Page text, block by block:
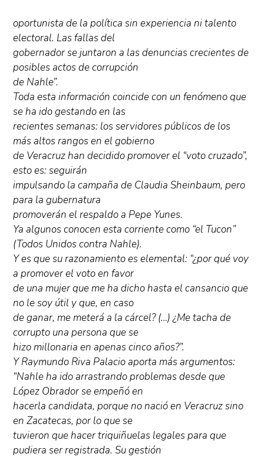
oportunista de la política sin experiencia ni talento
electoral. Las fallas del
gobernador se juntaron a las denuncias crecientes de
posibles actos de corrupción
de Nahle”.
Toda esta información coincide con un fenómeno que
se ha ido gestando en las
recientes semanas: los servidores públicos de los
más altos rangos en el gobierno
de Veracruz han decidido promover el “voto cruzado”,
esto es: seguirán
impulsando la campaña de Claudia Sheinbaum, pero
para la gubernatura
promoverán el respaldo a Pepe Yunes.
Ya algunos conocen esta corriente como “el Tucon”
(Todos Unidos contra Nahle).
Y es que su razonamiento es elemental: “¿por qué voy
a promover el voto en favor
de una mujer que me ha dicho hasta el cansancio que
no le soy útil y que, en caso
de ganar, me meterá a la cárcel? (…) ¿Me tacha de
corrupto una persona que se
hizo millonaria en apenas cinco años?”.
Y Raymundo Riva Palacio aporta más argumentos:
“Nahle ha ido arrastrando problemas desde que
López Obrador se empeñó en
hacerla candidata, porque no nació en Veracruz sino
en Zacatecas, por lo que se
tuvieron que hacer triquiñuelas legales para que
pudiera ser registrada. Su gestión